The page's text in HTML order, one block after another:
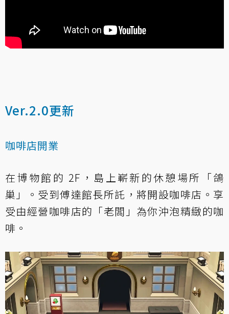
Ver.2.0更新
咖啡店開業
在博物館的 2F，島上嶄新的休憩場所「鴿
巢」。受到傅達館長所託，將開設咖啡店。享
受由經營咖啡店的「老闆」為你沖泡精緻的咖
啡。